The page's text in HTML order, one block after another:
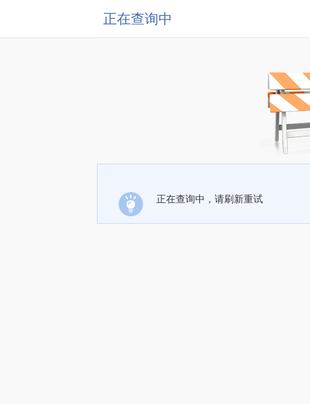
正在查询中
正在查询中，请刷新重试